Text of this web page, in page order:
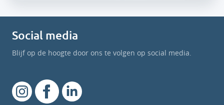
Social media
Blijf op de hoogte door ons te volgen op social media.